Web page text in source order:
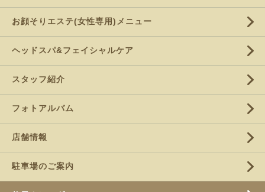
お顔そりエステ(女性専用)メニュー
ヘッドスパ&フェイシャルケア
スタッフ紹介
フォトアルバム
店舗情報
駐車場のご案内